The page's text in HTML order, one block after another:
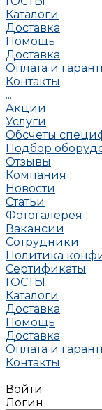
Каталоги
Доставка
Помощь
Доставка
Оплата и
Контакты
...
Акции
Услуги
Обсчеты
Подбор
Отзывы
Компания
Новости
Статьи
Фотогалерея
Вакансии
Сотрудники
Политика
Сертификаты
ГОСТЫ
Каталоги
Доставка
Помощь
Доставка
Оплата и
Контакты
Войти
Логин